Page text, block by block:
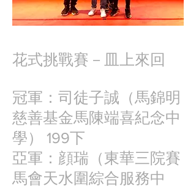
花式挑戰賽－皿上來回
冠軍：司徒子誠（馬錦明
慈善基金馬陳端喜紀念中
學） 199下
亞軍：顔瑞（東華三院賽
馬會天水圍綜合服務中